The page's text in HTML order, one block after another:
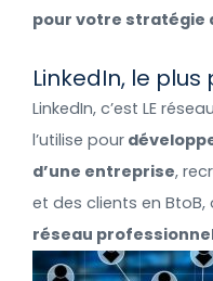
pour votre stratégie
LinkedIn, le
LinkedIn, c’est LE
l’utilise pour
d’une entreprise,
et des clients en
réseau